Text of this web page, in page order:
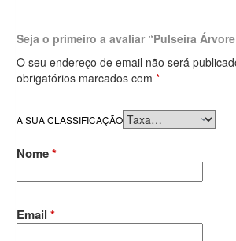
Seja o primeiro a avaliar “Pulseira
O seu endereço de email não será
obrigatórios marcados com *
A SUA CLASSIFICAÇÃO
Nome*
Email *